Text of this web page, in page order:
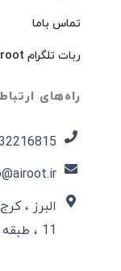
تماس باما
ربات تلگرام airoot
راه‌های
البرز ،
11 ، طبقه 2 ، واحد شرقی